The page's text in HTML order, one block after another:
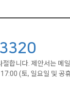
합니다. 제안서는 메
(토, 일요일 및 공